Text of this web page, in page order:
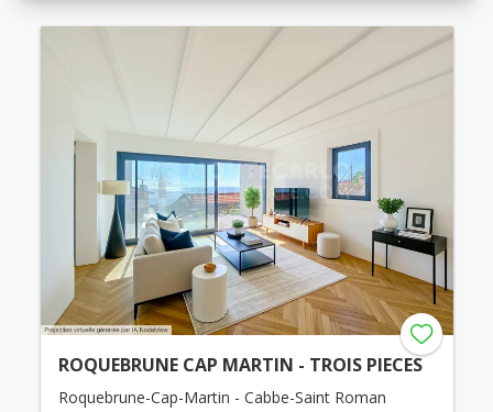
ROQUEBRUNE CAP MARTIN - TROIS PIECES
Roquebrune-Cap-Martin - Cabbe-Saint Roman